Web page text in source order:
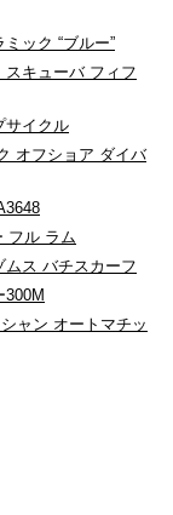
ック “ブルー”
キューバ フィフ
サイクル
オフショア ダイバ
フル ラム
ス バチスカーフ
ャン オートマチッ